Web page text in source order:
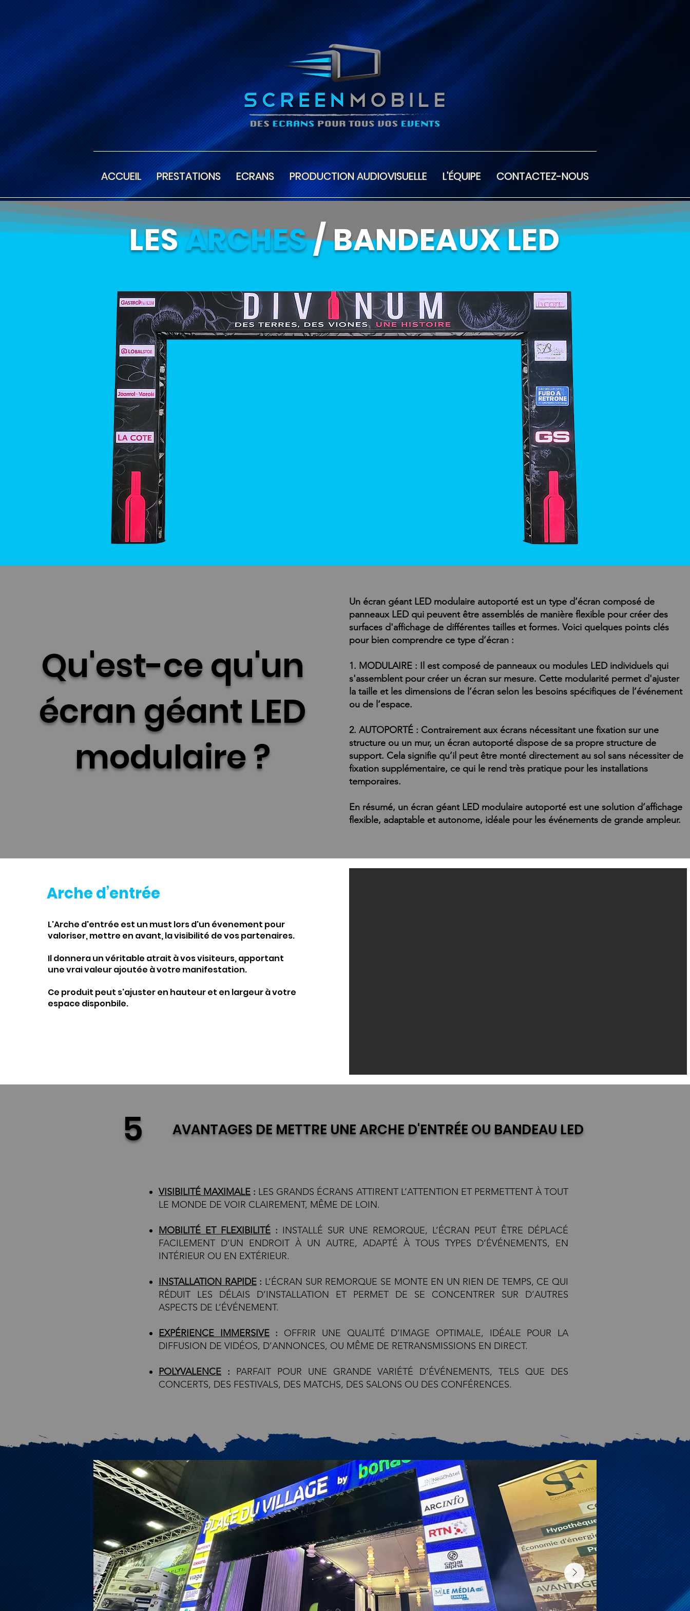
ACCUEIL PRESTATIONS ECRANS PRODUCTION AUDIOVISUELLE L'ÉQUIPE CONTACTEZ-NOUS
LESARCHES/ BANDEAUX LED
Qu'est-ce qu'un
écran géant LED
modulaire ?
Un écran géant LED modulaire autoporté est un type d’écran composé de
panneaux LED qui peuvent être assemblés de manière flexible pour créer des
surfaces d'affichage de différentes tailles et formes. Voici quelques points clés
pour bien comprendre ce type d’écran :
1. MODULAIRE : Il est composé de panneaux ou modules LED individuels qui
s'assemblent pour créer un écran sur mesure. Cette modularité permet d'ajuster
la taille et les dimensions de l’écran selon les besoins spécifiques de l’événement
ou de l’espace.
2. AUTOPORTÉ : Contrairement aux écrans nécessitant une fixation sur une
structure ou un mur, un écran autoporté dispose de sa propre structure de
support. Cela signifie qu’il peut être monté directement au sol sans nécessiter de
fixation supplémentaire, ce qui le rend très pratique pour les installations
temporaires.
En résumé, un écran géant LED modulaire autoporté est une solution d’affichage
flexible, adaptable et autonome, idéale pour les événements de grande ampleur.
Arche d’entrée
L'Arche d'entrée est un must lors d'un évenement pour
valoriser, mettre en avant, la visibilité de vos partenaires.
Il donnera un véritable atrait à vos visiteurs, apportant
une vrai valeur ajoutée à votre manifestation.
Ce produit peut s'ajuster en hauteur et en largeur à votre
espace disponbile.
5 AVANTAGES DE METTRE UNE ARCHE D'ENTRÉE OU BANDEAU LED
VISIBILITÉ MAXIMALE : LES GRANDS ÉCRANS ATTIRENT L’ATTENTION ET PERMETTENT À TOUT
LE MONDE DE VOIR CLAIREMENT, MÊME DE LOIN.
MOBILITÉ ET FLEXIBILITÉ : INSTALLÉ SUR UNE REMORQUE, L’ÉCRAN PEUT ÊTRE DÉPLACÉ
FACILEMENT D’UN ENDROIT À UN AUTRE, ADAPTÉ À TOUS TYPES D’ÉVÉNEMENTS, EN
INTÉRIEUR OU EN EXTÉRIEUR.
INSTALLATION RAPIDE: L’ÉCRAN SUR REMORQUE SE MONTE EN UN RIEN DE TEMPS, CE QUI
RÉDUIT LES DÉLAIS D’INSTALLATION ET PERMET DE SE CONCENTRER SUR D’AUTRES
ASPECTS DE L’ÉVÉNEMENT.
EXPÉRIENCE IMMERSIVE: OFFRIR UNE QUALITÉ D’IMAGE OPTIMALE, IDÉALE POUR LA
DIFFUSION DE VIDÉOS, D’ANNONCES, OU MÊME DE RETRANSMISSIONS EN DIRECT.
POLYVALENCE : PARFAIT POUR UNE GRANDE VARIÉTÉ D’ÉVÉNEMENTS, TELS QUE DES
CONCERTS, DES FESTIVALS, DES MATCHS, DES SALONS OU DES CONFÉRENCES.